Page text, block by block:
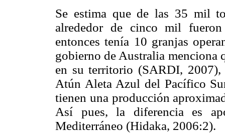
Se estima que de las 35 mil
alrededor de cinco mil
entonces tenía 10 granjas
gobierno de Australia menciona
en su territorio (SARDI,
Atún Aleta Azul del Pacífico
tienen una producción
Así pues, la diferencia es
Mediterráneo (Hidaka, 2006:2).